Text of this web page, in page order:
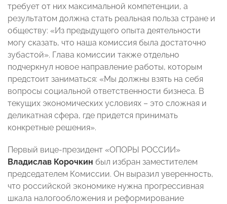
требует от них максимальной компетенции, а
результатом должна стать реальная польза стране и
обществу: «Из предыдущего опыта деятельности
могу сказать, что наша комиссия была достаточно
зубастой». Глава комиссии также отдельно
подчеркнул новое направление работы, которым
предстоит заниматься: «Мы должны взять на себя
вопросы социальной ответственности бизнеса. В
текущих экономических условиях – это сложная и
деликатная сфера, где придется принимать
конкретные решения».
Первый вице-президент «ОПОРЫ РОССИИ»
Владислав Корочкин был избран заместителем
председателем Комиссии. Он выразил уверенность,
что российской экономике нужна прогрессивная
шкала налогообложения и реформирование